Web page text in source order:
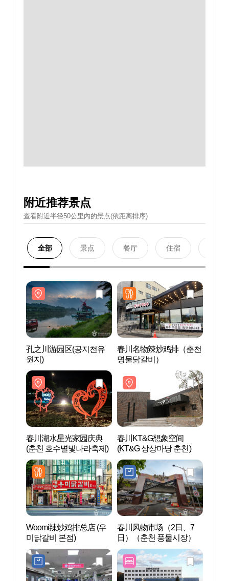
附近推荐景点
查看附近半径50公里內的景点(依距离排序)
全部 景点 餐厅 住宿
孔之川游园区(공지천유
원지)
春川名物辣炒鸡排（춘천
명물닭갈비）
春川湖水星光家园庆典
(춘천 호수별빛나라축제)
春川KT&G想象空间
(KT&G 상상마당 춘천)
Woomi辣炒鸡排总店 (우
미닭갈비 본점)
春川风物市场（2日、7
日）（춘천 풍물시장）